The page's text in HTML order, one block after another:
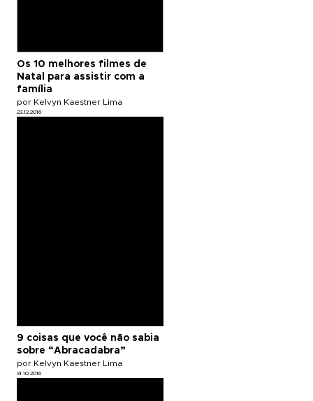
Os 10 melhores filmes de
Natal para assistir com a
família
por Kelvyn Kaestner Lima
23.12.2016
9 coisas que você não sabia
sobre “Abracadabra”
por Kelvyn Kaestner Lima
31.10.2016